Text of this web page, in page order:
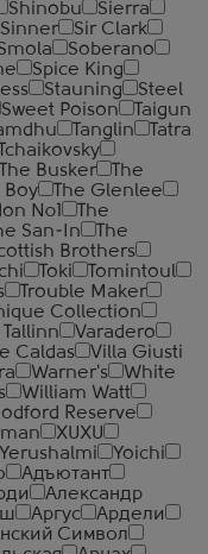
Shinobu
Sierra
Sinner
Sir Clark
Soberano
Spice King
Stauning
Steel
Sweet Poison
Taigun
Tanglin
Tatra
Tchaikovsky
The Busker
The
Boy
The Glenlee
№1
The
San-In
The
Brothers
Toki
Tomintoul
Trouble Maker
Collection
Tallinn
Varadero
Caldas
Villa Giusti
Warner's
White
William Watt
Reserve
XUXU
Yerushalmi
Yoichi
Адъютант
Александр
Аргус
Ардели
Символ